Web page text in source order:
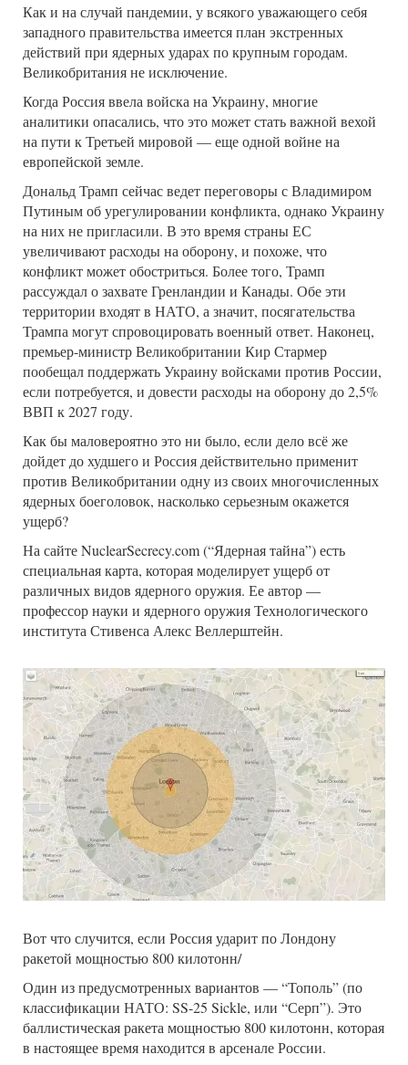
Как и на случай пандемии, у всякого уважающего себя
западного правительства имеется план экстренных
действий при ядерных ударах по крупным городам.
Великобритания не исключение.
Когда Россия ввела войска на Украину, многие
аналитики опасались, что это может стать важной вехой
на пути к Третьей мировой — еще одной войне на
европейской земле.
Дональд Трамп сейчас ведет переговоры с Владимиром
Путиным об урегулировании конфликта, однако Украину
на них не пригласили. В это время страны ЕС
увеличивают расходы на оборону, и похоже, что
конфликт может обостриться. Более того, Трамп
рассуждал о захвате Гренландии и Канады. Обе эти
территории входят в НАТО, а значит, посягательства
Трампа могут спровоцировать военный ответ. Наконец,
премьер-министр Великобритании Кир Стармер
пообещал поддержать Украину войсками против России,
если потребуется, и довести расходы на оборону до 2,5%
ВВП к 2027 году.
Как бы маловероятно это ни было, если дело всё же
дойдет до худшего и Россия действительно применит
против Великобритании одну из своих многочисленных
ядерных боеголовок, насколько серьезным окажется
ущерб?
На сайте NuclearSecrecy.com (“Ядерная тайна”) есть
специальная карта, которая моделирует ущерб от
различных видов ядерного оружия. Ее автор —
профессор науки и ядерного оружия Технологического
института Стивенса Алекс Веллерштейн.
Вот что случится, если Россия ударит по Лондону
ракетой мощностью 800 килотонн/
Один из предусмотренных вариантов — “Тополь” (по
классификации НАТО: SS-25 Sickle, или “Серп”). Это
баллистическая ракета мощностью 800 килотонн, которая
в настоящее время находится в арсенале России.